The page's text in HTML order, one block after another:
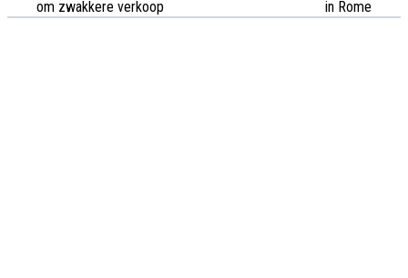
om zwakkere verkoop in Rome